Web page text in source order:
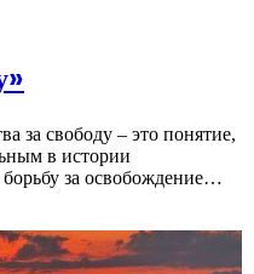
за свободу – это понятие,
в истории
борьбу за освобождение…